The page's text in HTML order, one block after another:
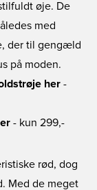
øje. De
med
der til gengæld
på moden.
her -
- kun 299,-
rød, dog
Med de meget